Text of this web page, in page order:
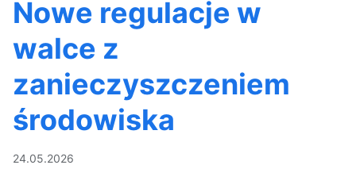
Nowe regulacje w
walce z
zanieczyszczeniem
środowiska
24.05.2026